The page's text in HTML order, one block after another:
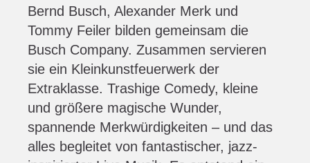
Bernd Busch, Alexander Merk und
Tommy Feiler bilden gemeinsam die
Busch Company. Zusammen servieren
sie ein Kleinkunstfeuerwerk der
Extraklasse. Trashige Comedy, kleine
und größere magische Wunder,
spannende Merkwürdigkeiten – und das
alles begleitet von fantastischer, jazz-